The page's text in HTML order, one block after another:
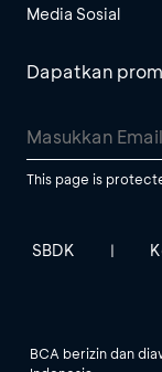
Media Sosial
Dapatkan
This page is
SBDK |
BCA berizin dan